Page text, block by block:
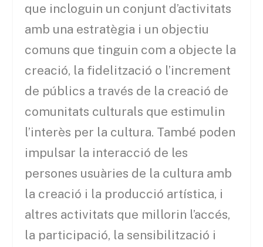
que incloguin un conjunt d’activitats
amb una estratègia i un objectiu
comuns que tinguin com a objecte la
creació, la fidelització o l’increment
de públics a través de la creació de
comunitats culturals que estimulin
l’interès per la cultura. També poden
impulsar la interacció de les
persones usuàries de la cultura amb
la creació i la producció artística, i
altres activitats que millorin l’accés,
la participació, la sensibilització i